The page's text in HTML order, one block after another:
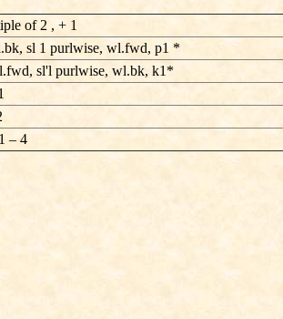
of 2 , + 1
sl 1 purlwise, wl.fwd, p1 *
sl'l purlwise, wl.bk, k1*
– 4